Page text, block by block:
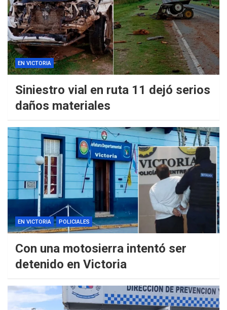
EN VICTORIA
Siniestro vial en ruta 11 dejó serios
daños materiales
EN VICTORIA POLICIALES
Con una motosierra intentó ser
detenido en Victoria